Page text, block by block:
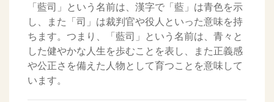
「藍司」という名前は、漢字で「藍」は青色を示
し、また「司」は裁判官や役人といった意味を持
ちます。つまり、「藍司」という名前は、青々と
した健やかな人生を歩むことを表し、また正義感
や公正さを備えた人物として育つことを意味して
います。